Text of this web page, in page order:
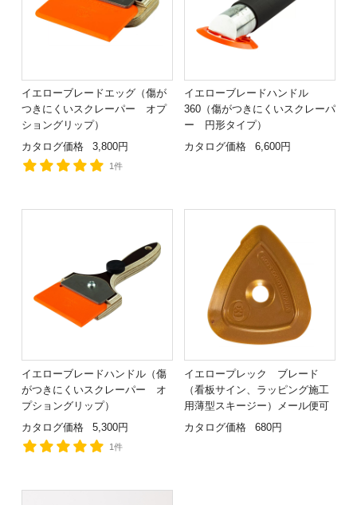
イエローブレードエッグ（傷が
つきにくいスクレーパー オプ
ショングリップ）
カタログ価格
3,800円
1件
イエローブレードハンドル
360（傷がつきにくいスクレーパ
ー 円形タイプ）
カタログ価格
6,600円
イエローブレードハンドル（傷
がつきにくいスクレーパー オ
プショングリップ）
カタログ価格
5,300円
1件
イエロープレック ブレード
（看板サイン、ラッピング施工
用薄型スキージー）メール便可
カタログ価格
680円